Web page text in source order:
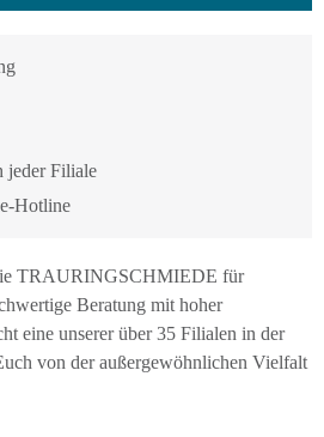
jeder Filiale
Hotline
TRAURINGSCHMIEDE für
Beratung mit hoher
eine unserer über 35 Filialen in der
von der außergewöhnlichen Vielfalt